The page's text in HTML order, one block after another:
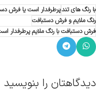
با رنگ های تندپرطرفدار است یا فرش
رنگ ملایم و فرش دستبافت
فرش دستبافت با رنگ ملایم پرطرفدار
دیدگاهتان را بنویسید